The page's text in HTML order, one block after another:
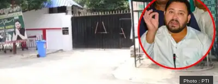
Photo : PTI